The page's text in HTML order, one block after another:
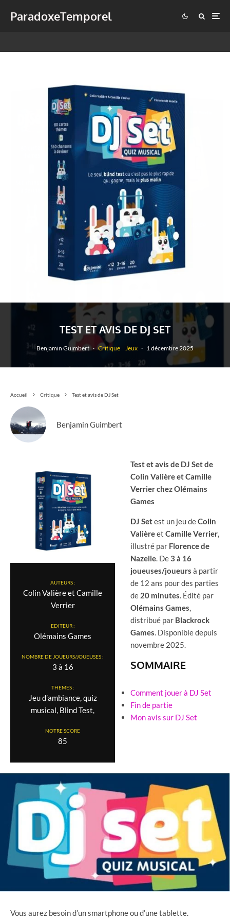
ParadoxeTemporel
TEST ET AVIS DE DJ SET
Benjamin Guimbert · Critique Jeux · 1 décembre 2025
Accueil Critique Test et avis de DJ Set
Benjamin Guimbert
AUTEURS :
Colin Valière et Camille
Verrier
EDITEUR :
Olémains Games
NOMBRE DE JOUEURS/JOUEUSES :
3 à 16
THÈMES :
Jeu d’ambiance, quiz
musical, Blind Test,
NOTRE SCORE
85
Test et avis de DJ Set de
Colin Valière et Camille
Verrier chez Olémains
Games
DJ Setest un jeu deColin
Valièreet Camille Verrier,
illustré par Florence de
Nazelle. De3 à 16
joueuses/joueurs à partir
de 12 ans pour des parties
de 20 minutes. Édité par
Olémains Games,
distribué par Blackrock
Games. Disponible depuis
novembre 2025.
SOMMAIRE
Comment jouer à DJ Set
Fin de partie
Mon avis sur DJ Set
Vous aurez besoin d’un smartphone ou d’une tablette.